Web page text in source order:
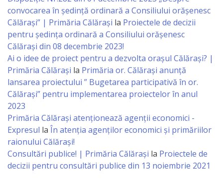
IET
Guguță
IET
DoReMiCii
Școala
sportivă
„Mihai
Viteazul”
convocarea în ședință ordinară a Consiliului orășenesc
Călărași” | Primăria Călărași la Proiectele de decizii
pentru ședința ordinară a Consiliului orășenesc
Călărași din 08 decembrie 2023!
Ai o idee de proiect pentru a dezvolta orașul Călărași? |
Primăria Călărași la Primăria or. Călărași anunță
lansarea proiectului ” Bugetarea participativă în or.
Călărași” pentru implementarea proiectelor în anul
2023
Primăria Călăraşi atenţionează agenţii economici -
Expresul la În atenția agenților economici și primăriilor
raionului Călărași!
Consultări publice! | Primăria Călărași la Proiectele de
decizii pentru consultări publice din 13 noiembrie 2021